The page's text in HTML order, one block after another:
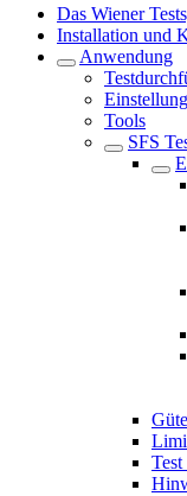
Das Wiener
Installation und
Anwendung
Tools
SFS